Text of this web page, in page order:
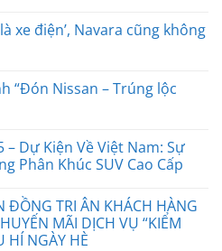
xe điện’, Navara cũng không
“Đón Nissan – Trúng lộc
– Dự Kiện Về Việt Nam: Sự
Phân Khúc SUV Cao Cấp
ĐỒNG TRI ÂN KHÁCH HÀNG
MÃI DỊCH VỤ “KIỂM
HÍ NGÀY HÈ